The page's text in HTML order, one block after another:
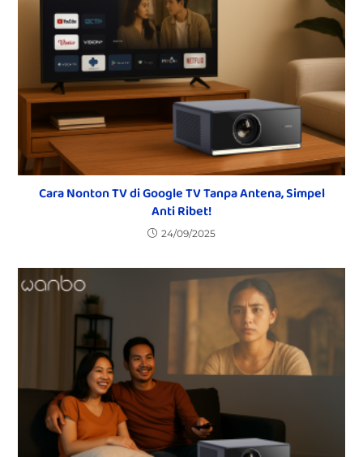
Cara Nonton TV di Google TV Tanpa Antena, Simpel
Anti Ribet!
24/09/2025